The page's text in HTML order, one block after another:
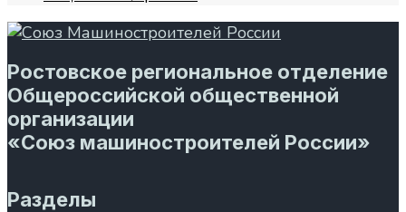
Ростовское региональное отделение
Общероссийской общественной
организации
«Союз машиностроителей России»
Разделы